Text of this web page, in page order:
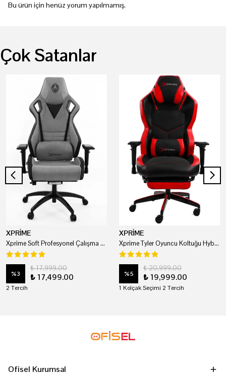
Bu ürün için henüz yorum yapılmamış.
Çok Satanlar
XPRİME
Xprime Soft Profesyonel Çalışma Ve Oyuncu Koltuğu
%3
₺ 17,999.00
₺ 17,499.00
2 Tercih
XPRİME
Xprime Tyler Oyuncu Koltuğu Hybrid Kumaş Kırmızı
%5
₺ 20,999.00
₺ 19,999.00
1 Kolçak Seçimi 2 Tercih
Ofisel Kurumsal